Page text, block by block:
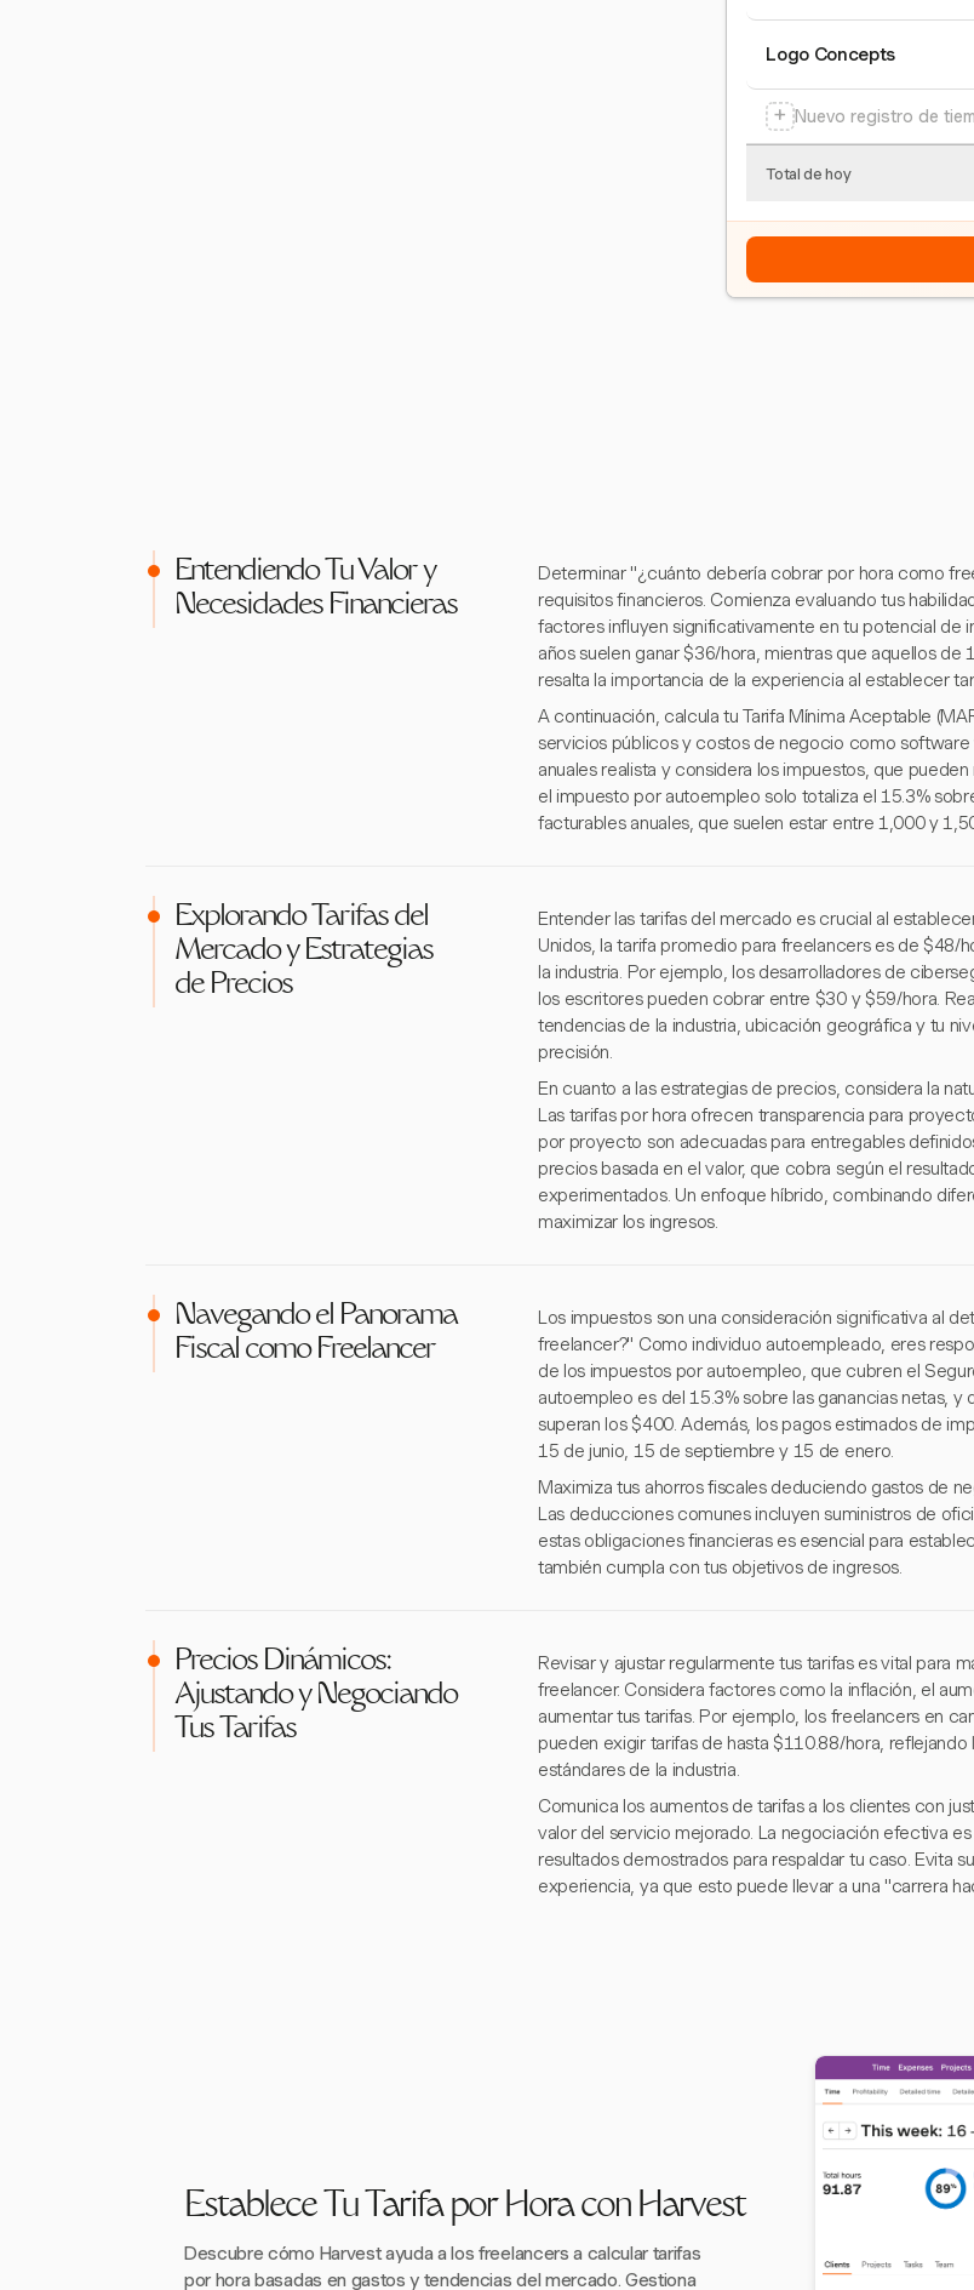
Logo Concepts
+ Nuevo registro de
Total de hoy
Entendiendo Tu Valor y
Necesidades Financieras
Determinar "¿cuánto debería cobrar por hora como
requisitos financieros. Comienza evaluando tus
factores influyen significativamente en tu potencial de
años suelen ganar $36/hora, mientras que aquellos
resalta la importancia de la experiencia al establecer
A continuación, calcula tu Tarifa Mínima Aceptable
servicios públicos y costos de negocio como
anuales realista y considera los impuestos, que
el impuesto por autoempleo solo totaliza el 15.3%
facturables anuales, que suelen estar entre 1,000 y
Explorando Tarifas del
Mercado y Estrategias
de Precios
Entender las tarifas del mercado es crucial al
Unidos, la tarifa promedio para freelancers es de
la industria. Por ejemplo, los desarrolladores de
los escritores pueden cobrar entre $30 y $59/hora.
tendencias de la industria, ubicación geográfica y tu
precisión.
En cuanto a las estrategias de precios, considera la
Las tarifas por hora ofrecen transparencia para
por proyecto son adecuadas para entregables
precios basada en el valor, que cobra según el
experimentados. Un enfoque híbrido, combinando
maximizar los ingresos.
Navegando el Panorama
Fiscal como Freelancer
Los impuestos son una consideración significativa al
freelancer?" Como individuo autoempleado, eres
de los impuestos por autoempleo, que cubren el
autoempleo es del 15.3% sobre las ganancias netas,
superan los $400. Además, los pagos estimados de
15 de junio, 15 de septiembre y 15 de enero.
Maximiza tus ahorros fiscales deduciendo gastos de
Las deducciones comunes incluyen suministros de
estas obligaciones financieras es esencial para
también cumpla con tus objetivos de ingresos.
Precios Dinámicos:
Ajustando y Negociando
Tus Tarifas
Revisar y ajustar regularmente tus tarifas es vital para
freelancer. Considera factores como la inflación, el
aumentar tus tarifas. Por ejemplo, los freelancers en
pueden exigir tarifas de hasta $110.88/hora,
estándares de la industria.
Comunica los aumentos de tarifas a los clientes con
valor del servicio mejorado. La negociación efectiva
resultados demostrados para respaldar tu caso. Evita
experiencia, ya que esto puede llevar a una "carrera
Establece Tu Tarifa por Hora con Harvest
Descubre cómo Harvest ayuda a los freelancers a calcular tarifas
por hora basadas en gastos y tendencias del mercado. Gestiona